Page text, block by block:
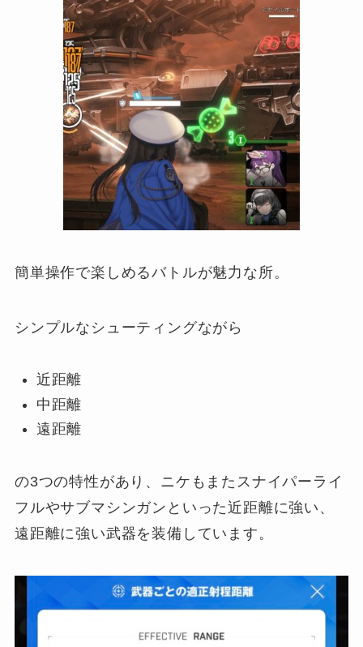
簡単操作で楽しめるバトルが魅力な所。
シンプルなシューティングながら
近距離
中距離
遠距離
の3つの特性があり、ニケもまたスナイパーライ
フルやサブマシンガンといった近距離に強い、
遠距離に強い武器を装備しています。